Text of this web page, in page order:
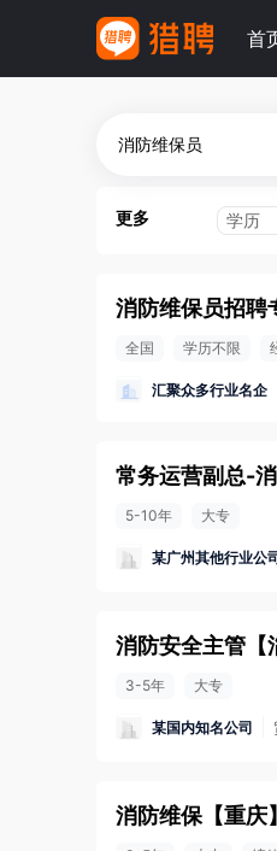
首
更多 学历
消防维保员招聘
全国 学历不限
汇聚众多行业名企
常务运营副总-
5-10年 大专
某广州其他行业公
消防安全主管 【
3-5年 大专
某国内知名公司
消防维保 【重庆】